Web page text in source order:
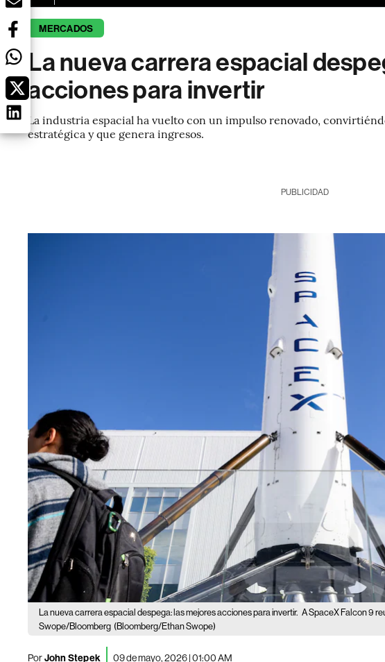
MERCADOS
La nueva carrera espacial
acciones para invertir
La industria espacial ha vuelto con un impulso renovado,
estratégica y que genera ingresos.
PUBLICIDAD
La nueva carrera espacial despega: las mejores acciones para invertir. A SpaceX Falcon 9
Swope/Bloomberg (Bloomberg/Ethan Swope)
PorJohn Stepek 09 de mayo, 2026 | 01:00 AM